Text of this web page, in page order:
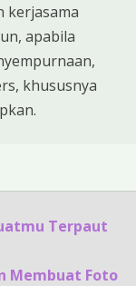
kerjasama
apabila
khususnya
Terpaut
Membuat Foto